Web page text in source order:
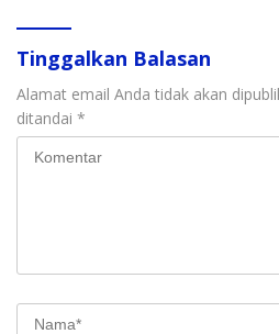
Tinggalkan Balasan
Alamat email Anda tidak akan
ditandai *